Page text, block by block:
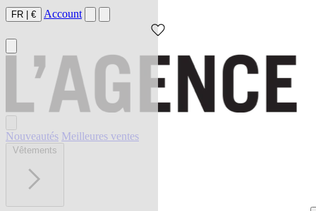
FR € Account
Nouveautés Meilleures ventes
Vêtements